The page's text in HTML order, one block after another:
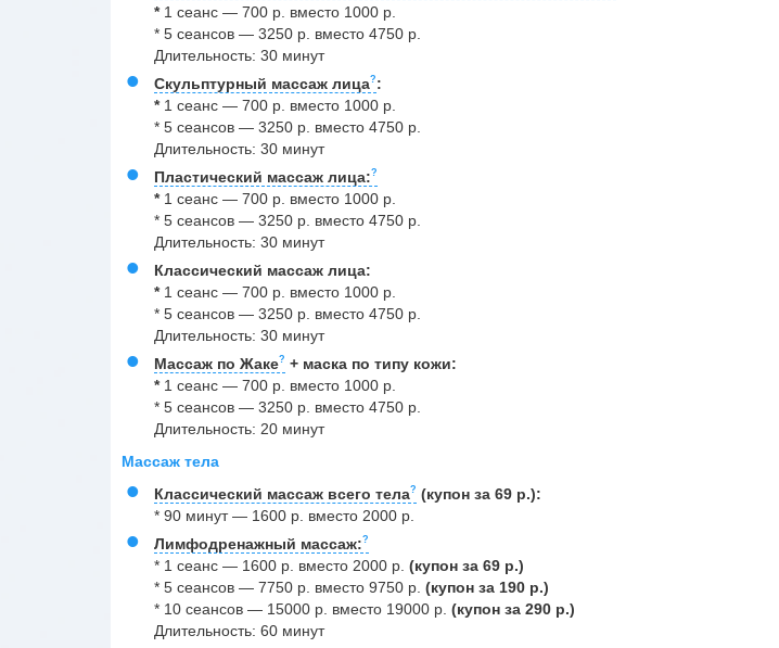
* 1 сеанс — 700 р. вместо 1000 р.
* 5 сеансов — 3250 р. вместо 4750 р.
Длительность: 30 минут
Скульптурный массаж лица :
* 1 сеанс — 700 р. вместо 1000 р.
* 5 сеансов — 3250 р. вместо 4750 р.
Длительность: 30 минут
Пластический массаж лица:
* 1 сеанс — 700 р. вместо 1000 р.
* 5 сеансов — 3250 р. вместо 4750 р.
Длительность: 30 минут
Классический массаж лица:
* 1 сеанс — 700 р. вместо 1000 р.
* 5 сеансов — 3250 р. вместо 4750 р.
Длительность: 30 минут
Массаж по Жаке
+ маска по типу кожи:
* 1 сеанс — 700 р. вместо 1000 р.
* 5 сеансов — 3250 р. вместо 4750 р.
Длительность: 20 минут
Массаж тела
Классический массаж всего тела
(купон за 69 р.):
* 90 минут — 1600 р. вместо 2000 р.
Лимфодренажный массаж:
* 1 сеанс — 1600 р. вместо 2000 р. (купон за 69 р.)
* 5 сеансов — 7750 р. вместо 9750 р. (купон за 190 р.)
* 10 сеансов — 15000 р. вместо 19000 р. (купон за 290 р.)
Длительность: 60 минут